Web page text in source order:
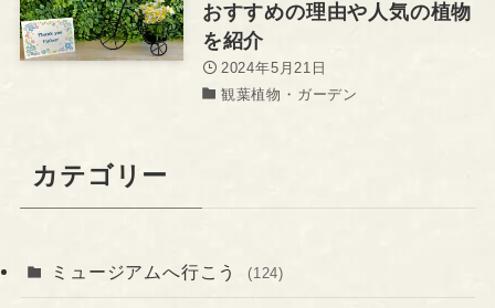
おすすめの理由や人気の植物
を紹介
2024年5月21日
観葉植物・ガーデン
カテゴリー
ミュージアムへ行こう (124)